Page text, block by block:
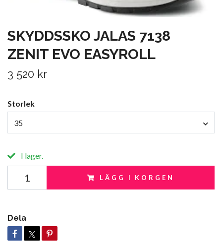
SKYDDSSKO JALAS 7138
ZENIT EVO EASYROLL
3 520 kr
Storlek
35
I lager.
LÄGG I KORGEN
Dela